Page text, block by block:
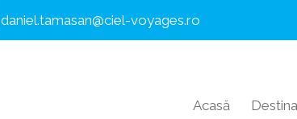
daniel.tamasan@ciel-voyages.ro
Acasă